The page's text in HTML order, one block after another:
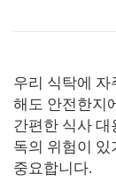
우리 식탁에
해도 안전한지
간편한 식사
독의 위험이 있
중요합니다.